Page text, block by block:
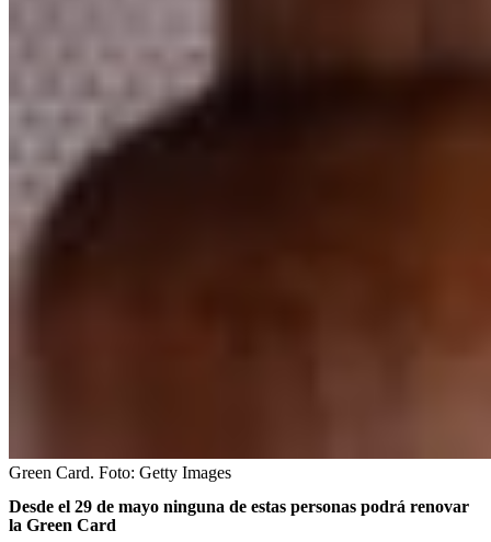
Green Card. Foto: Getty Images
Desde el 29 de mayo ninguna de estas personas podrá renovar
la Green Card